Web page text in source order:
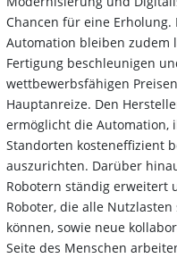
Chancen für eine Erholung.
Automation bleiben zudem
Fertigung beschleunigen
wettbewerbsfähigen
Hauptanreize. Den
ermöglicht die Automation,
Standorten kosteneffizient
auszurichten. Darüber
Robotern ständig erweitert
Roboter, die alle
können, sowie neue
Seite des Menschen